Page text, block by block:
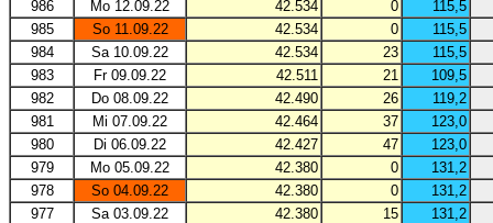
986 Mo 12.09.22 42.534 0
115,5
985
So 11.09.22 42.534 0
115,5
984
Sa 10.09.22 42.534 23
115,5
983
Fr 09.09.22 42.511 21
109,5
982
Do 08.09.22 42.490 26
119,2
981
Mi 07.09.22 42.464 37
123,0
980
Di 06.09.22 42.427 47
123,0
979
Mo 05.09.22 42.380 0
131,2
978
So 04.09.22 42.380 0
131,2
977
Sa 03.09.22 42.380 15
131,2